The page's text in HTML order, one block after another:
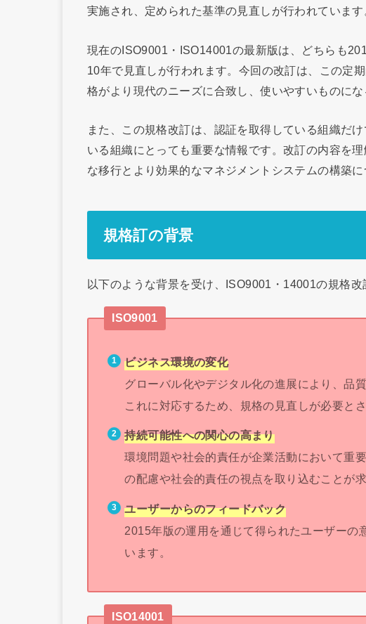
実施され、定められた基準の見直しが行われています
現在のISO9001・ISO14001の最新版は、どちらも
10年で見直しが行われます。今回の改訂は、この定
格がより現代のニーズに合致し、使いやすいものにな
また、この規格改訂は、認証を取得している組織だ
いる組織にとっても重要な情報です。改訂の内容を
な移行とより効果的なマネジメントシステムの構築に
規格訂の背景
以下のような背景を受け、ISO9001・14001の規格改
ISO9001
ビジネス環境の変化
グローバル化やデジタル化の進展により、品
これに対応するため、規格の見直しが必要とさ
持続可能性への関心の高まり
環境問題や社会的責任が企業活動において重
の配慮や社会的責任の視点を取り込むことが
ユーザーからのフィードバック
2015年版の運用を通じて得られたユーザーの
います。
ISO14001